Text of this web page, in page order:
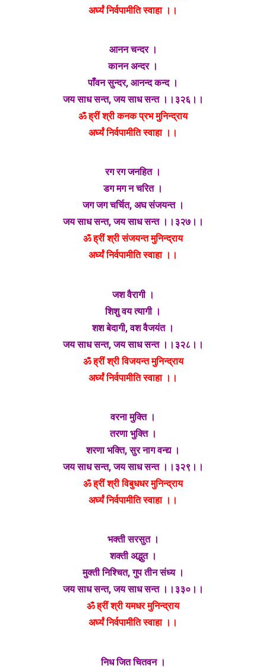
अर्घ्यं निर्वपामीति स्वाहा ।।
आनन चन्दर ।
कानन अन्दर ।
पाँवन सुन्दर, आनन्द कन्द ।
जय साध सन्त, जय साध सन्त ।।३२६।।
ॐ ह्रीं श्री कनक प्रभ मुनिन्द्राय
अर्घ्यं निर्वपामीति स्वाहा ।।
रग रग जनहित ।
डग मग न चरित ।
जग जग चर्चित, अघ संजयन्त ।
जय साध सन्त, जय साध सन्त ।।३२७।।
ॐ ह्रीं श्री संजयन्त मुनिन्द्राय
अर्घ्यं निर्वपामीति स्वाहा ।।
जश वैरागी ।
शिशु वय त्यागी ।
शश बेदागी, वश वैजयंत ।
जय साध सन्त, जय साध सन्त ।।३२८।।
ॐ ह्रीं श्री विजयन्त मुनिन्द्राय
अर्घ्यं निर्वपामीति स्वाहा ।।
वरना मुक्ति ।
तरणा भुक्ति ।
शरणा भक्ति, सुर नाग वन्द्य ।
जय साध सन्त, जय साध सन्त ।।३२९।।
ॐ ह्रीं श्री विबुधधर मुनिन्द्राय
अर्घ्यं निर्वपामीति स्वाहा ।।
भक्ती सरसुत ।
शक्ती अद्भुत ।
मुक्ती निश्चित, गुप तीन संध्य ।
जय साध सन्त, जय साध सन्त ।।३३०।।
ॐ ह्रीं श्री यमधर मुनिन्द्राय
अर्घ्यं निर्वपामीति स्वाहा ।।
निध जित चितवन ।